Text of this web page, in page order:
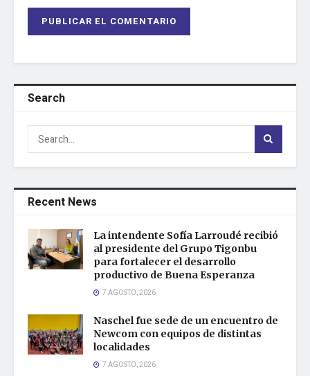
Search
Recent News
La intendente Sofía Larroudé recibió
al presidente del Grupo Tigonbu
para fortalecer el desarrollo
productivo de Buena Esperanza
7 AGOSTO, 2026
Naschel fue sede de un encuentro de
Newcom con equipos de distintas
localidades
7 AGOSTO, 2026